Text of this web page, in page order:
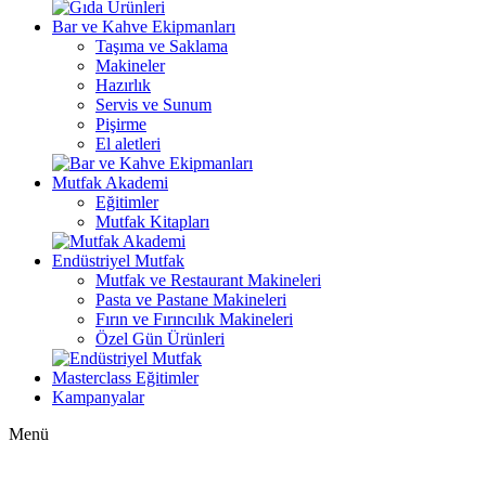
Bar ve Kahve Ekipmanları
Taşıma ve Saklama
Makineler
Hazırlık
Servis ve Sunum
Pişirme
El aletleri
Mutfak Akademi
Eğitimler
Mutfak Kitapları
Endüstriyel Mutfak
Mutfak ve Restaurant Makineleri
Pasta ve Pastane Makineleri
Fırın ve Fırıncılık Makineleri
Özel Gün Ürünleri
Masterclass Eğitimler
Kampanyalar
Menü